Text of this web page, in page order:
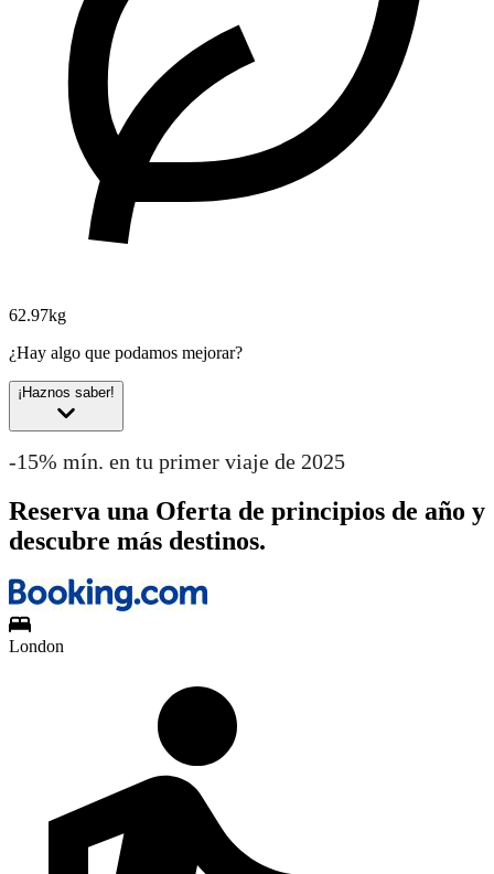
62.97kg
¿Hay algo que podamos mejorar?
¡Haznos saber!
-15% mín. en tu primer viaje de 2025
Reserva una Oferta de principios de año y
descubre más destinos.
London